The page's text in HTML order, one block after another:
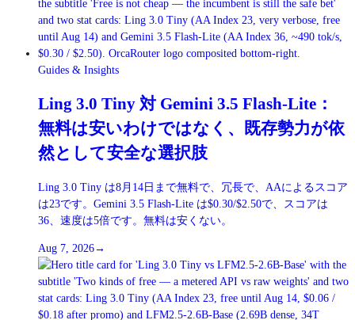
Guides & Insights
Ling 3.0 Tiny 対 Gemini 3.5 Flash-Lite：
無料は安いわけではなく、既存勢力が依
然として安全な選択肢
Ling 3.0 Tiny は8月14日まで無料で、冗長で、AAによるスコア
は23です。Gemini 3.5 Flash-Lite は$0.30/$2.50で、スコアは
36、速度は5倍です。無料は安くない。
Aug 7, 2026→